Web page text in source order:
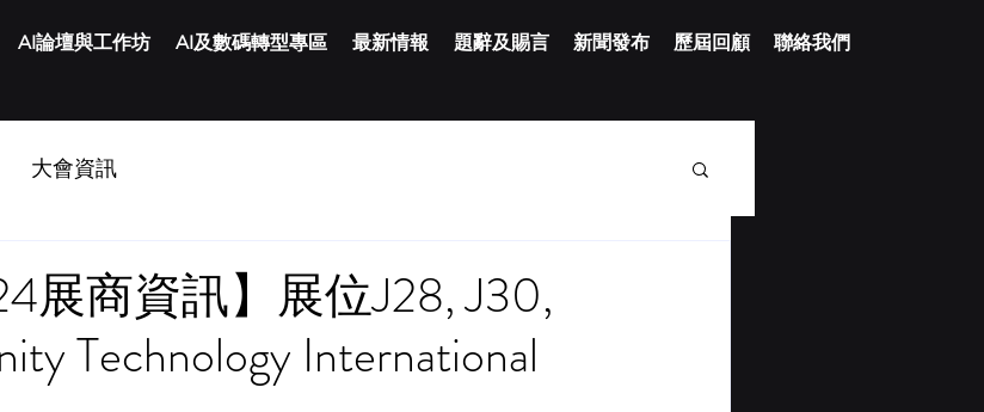
AI論壇與工作坊 AI及數碼轉型專區 最新情報 題辭及賜言 新聞發布 歷屆回顧 聯絡我們
大會資訊
展商資訊】展位J28, J30,
Technology International